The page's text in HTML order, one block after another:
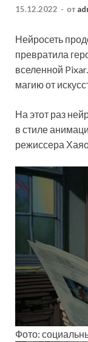
15.12.2022 - от
Нейросеть
превратила
вселенной
магию от
На этот раз
в стиле
режиссера
Фото: